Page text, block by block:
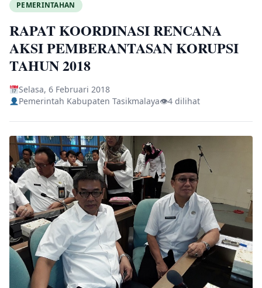
PEMERINTAHAN
RAPAT KOORDINASI RENCANA
AKSI PEMBERANTASAN KORUPSI
TAHUN 2018
Selasa, 6 Februari 2018
Pemerintah Kabupaten Tasikmalaya👁4 dilihat